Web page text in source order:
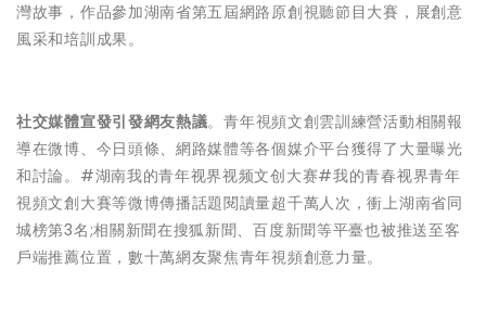
灣故事，作品參加湖南省第五屆網路原創視聽節目大賽，展創意
風采和培訓成果。
社交媒體宣發引發網友熱議。青年視頻文創雲訓練營活動相關報
導在微博、今日頭條、網路媒體等各個媒介平台獲得了大量曝光
和討論。#湖南我的青年视界视频文创大赛#我的青春视界青年
視頻文創大賽等微博傳播話題閱讀量超千萬人次，衝上湖南省同
城榜第3名;相關新聞在搜狐新聞、百度新聞等平臺也被推送至客
戶端推薦位置，數十萬網友聚焦青年視頻創意力量。